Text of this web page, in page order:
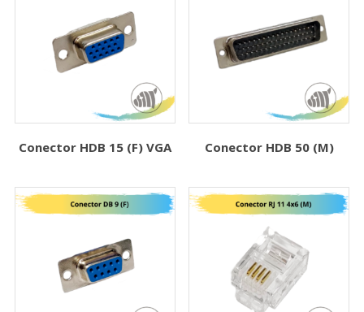
Conector HDB 15 (F) VGA Conector HDB 50 (M)